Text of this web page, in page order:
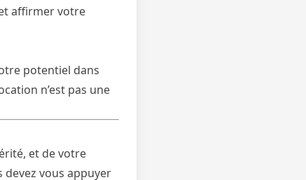
affirmer votre
potentiel dans
n’est pas une
et de votre
devez vous appuyer